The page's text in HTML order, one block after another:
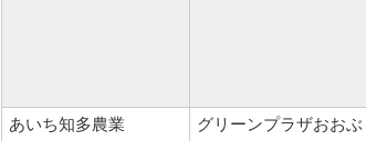
あいち知多農業
グリーンプラザおおぶ